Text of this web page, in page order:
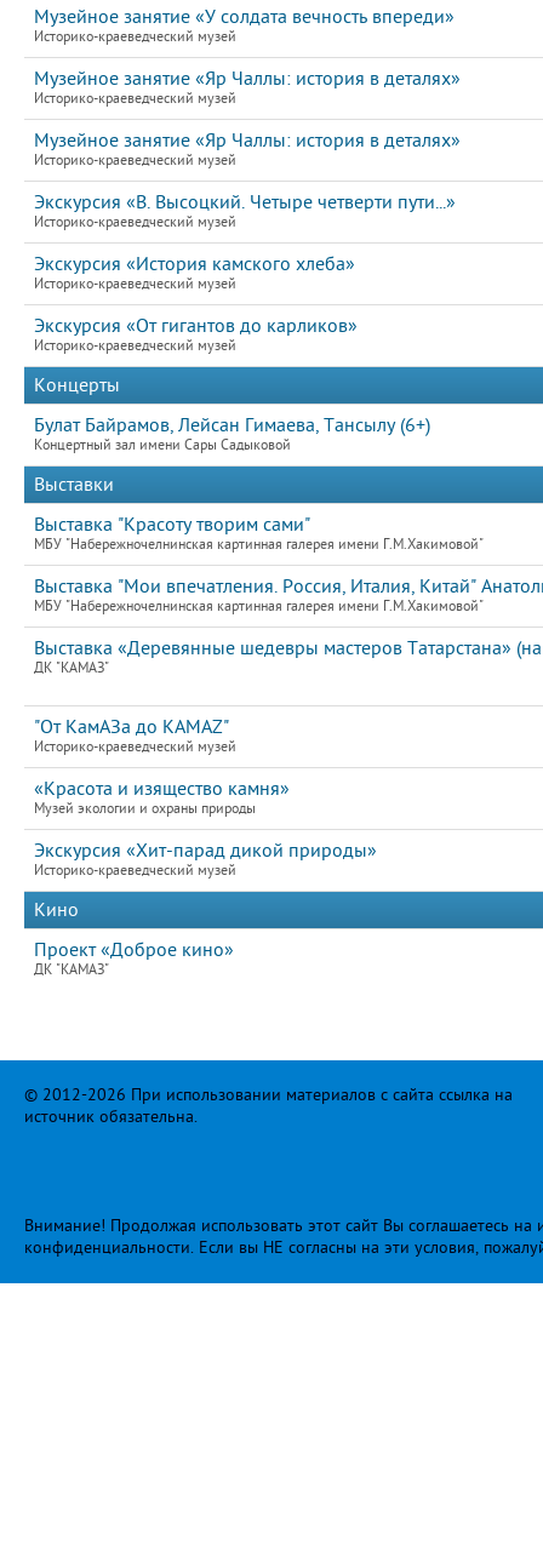
Музейное занятие «У солдата вечность впереди»
Историко-краеведческий музей
Музейное занятие «Яр Чаллы: история в деталях»
Историко-краеведческий музей
Музейное занятие «Яр Чаллы: история в деталях»
Историко-краеведческий музей
Экскурсия «В. Высоцкий. Четыре четверти пути...»
Историко-краеведческий музей
Экскурсия «История камского хлеба»
Историко-краеведческий музей
Экскурсия «От гигантов до карликов»
Историко-краеведческий музей
Концерты
Булат Байрамов, Лейсан Гимаева, Тансылу (6+)
Концертный зал имени Сары Садыковой
Выставки
Выставка "Красоту творим сами"
МБУ "Набережночелнинская картинная галерея имени Г.М.Хакимовой"
Выставка "Мои впечатления. Россия, Италия, Китай"
МБУ "Набережночелнинская картинная галерея имени Г.М.Хакимовой"
Выставка «Деревянные шедевры мастеров Татарстана»
ДК "КАМАЗ"
"От КамАЗа до KAMAZ"
Историко-краеведческий музей
«Красота и изящество камня»
Музей экологии и охраны природы
Экскурсия «Хит-парад дикой природы»
Историко-краеведческий музей
Кино
Проект «Доброе кино»
ДК "КАМАЗ"
© 2012-2026 При использовании материалов с сайта ссылка на
источник обязательна.
Внимание! Продолжая использовать этот сайт Вы соглашаетесь
конфиденциальности. Если вы НЕ согласны на эти условия,